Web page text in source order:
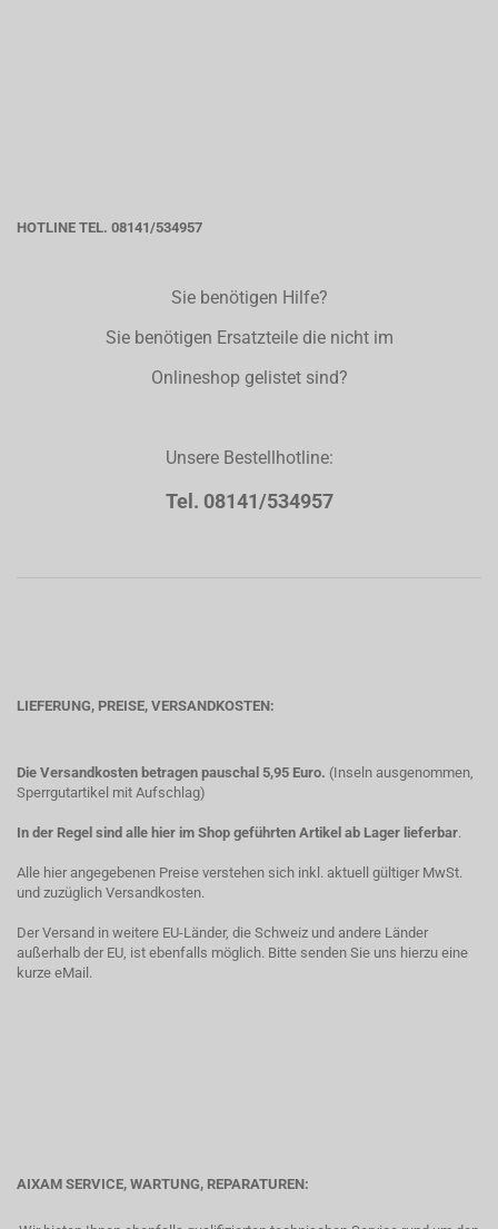
HOTLINE TEL. 08141/534957
Sie benötigen Hilfe?
Sie benötigen Ersatzteile die nicht im
Onlineshop gelistet sind?
Unsere Bestellhotline:
Tel. 08141/534957
LIEFERUNG, PREISE, VERSANDKOSTEN:
Die Versandkosten betragen pauschal 5,95 Euro. (Inseln ausgenommen,
Sperrgutartikel mit Aufschlag)
In der Regel sind alle hier im Shop geführten Artikel ab Lager lieferbar.
Alle hier angegebenen Preise verstehen sich inkl. aktuell gültiger MwSt.
und zuzüglich Versandkosten.
Der Versand in weitere EU-Länder, die Schweiz und andere Länder
außerhalb der EU, ist ebenfalls möglich. Bitte senden Sie uns hierzu eine
kurze eMail.
AIXAM SERVICE, WARTUNG, REPARATUREN: